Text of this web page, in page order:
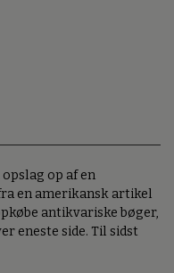
op af en
en amerikansk artikel
antikvariske bøger,
eneste side. Til sidst